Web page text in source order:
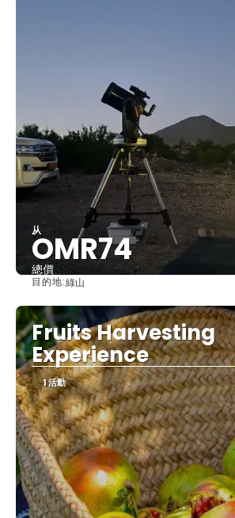
从
OMR74
總價
目的地:綠山
Fruits Harvesting
Experience
1 活動